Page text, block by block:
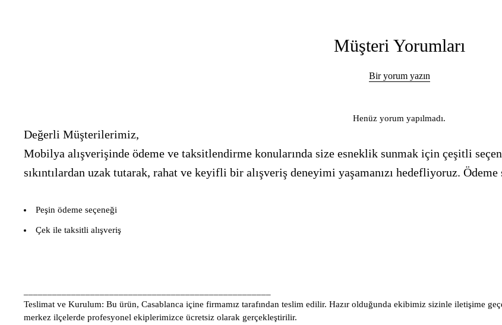
Müşteri Yorumları
Bir yorum yazın
Henüz yorum yapılmadı.
Değerli Müşterilerimiz,
Mobilya alışverişinde ödeme ve taksitlendirme konularında size esneklik sunmak için çeşitli
sıkıntılardan uzak tutarak, rahat ve keyifli bir alışveriş deneyimi yaşamanızı hedefliyoruz.
Peşin ödeme seçeneği
Çek ile taksitli alışveriş
Teslimat ve Kurulum: Bu ürün, Casablanca içine firmamız tarafından teslim edilir. Hazır olduğunda ekibimiz sizinle iletişime
merkez ilçelerde profesyonel ekiplerimizce ücretsiz olarak gerçekleştirilir.